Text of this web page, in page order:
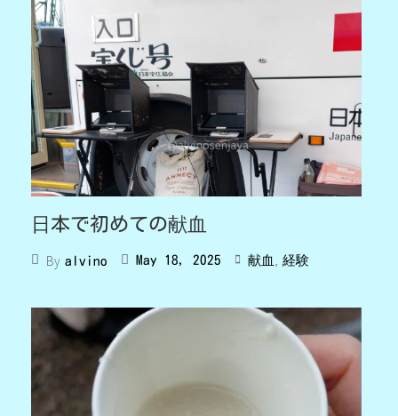
日本で初めての献血
By alvino May 18, 2025 献血 , 経験